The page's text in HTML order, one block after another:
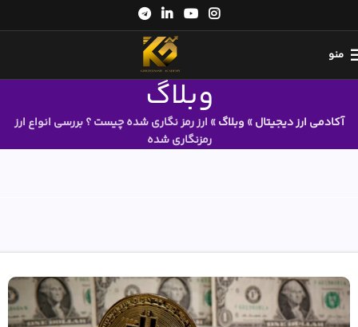
منو
وبلاگ
آکادمی ارز دیجیتال» وبلاگ» ارز رمز نگاری شده چیست ؟ بررسی انواع ارز
رمزنگاری شده